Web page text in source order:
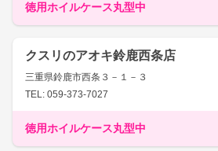
徳用ホイルケース丸型中
クスリのアオキ鈴鹿西条店
三重県鈴鹿市西条３－１－３
TEL: 059-373-7027
徳用ホイルケース丸型中